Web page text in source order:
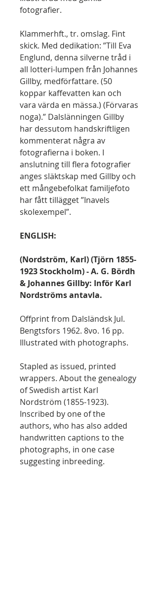
fotografier.
Klammerhft., tr. omslag. Fint
skick. Med dedikation: ”Till Eva
Englund, denna silverne tråd i
all lotteri-lumpen från Johannes
Gillby, medförfattare. (50
koppar kaffevatten kan och
vara värda en mässa.) (Förvaras
noga).” Dalslänningen Gillby
har dessutom handskriftligen
kommenterat några av
fotografierna i boken. I
anslutning till flera fotografier
anges släktskap med Gillby och
ett mångebefolkat familjefoto
har fått tillägget ”Inavels
skolexempel”.
ENGLISH:
(Nordström, Karl) (Tjörn 1855-
1923 Stockholm) - A. G. Bördh
& Johannes Gillby: Inför Karl
Nordströms antavla.
Offprint from Dalsländsk Jul.
Bengtsfors 1962. 8vo. 16 pp.
Illustrated with photographs.
Stapled as issued, printed
wrappers. About the genealogy
of Swedish artist Karl
Nordström (1855-1923).
Inscribed by one of the
authors, who has also added
handwritten captions to the
photographs, in one case
suggesting inbreeding.